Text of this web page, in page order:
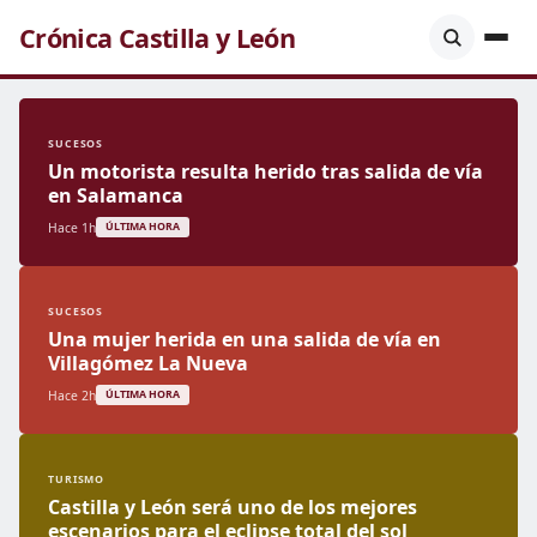
Crónica Castilla y León
SUCESOS
Un motorista resulta herido tras salida de vía
en Salamanca
Hace 1h ÚLTIMA HORA
SUCESOS
Una mujer herida en una salida de vía en
Villagómez La Nueva
Hace 2h ÚLTIMA HORA
TURISMO
Castilla y León será uno de los mejores
escenarios para el eclipse total del sol